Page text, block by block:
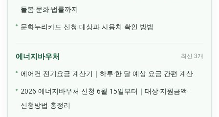
돌봄·문화·법률까지
문화누리카드 신청 대상과 사용처 확인 방법
에너지바우처 최신 3개
에어컨 전기요금 계산기｜하루·한 달 예상 요금 간편 계산
2026 에너지바우처 신청 6월 15일부터｜대상·지원금액·
신청방법 총정리